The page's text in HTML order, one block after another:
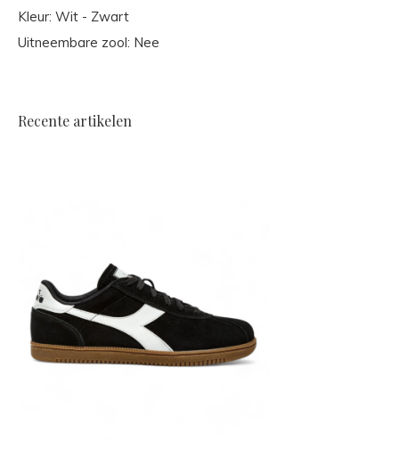
Kleur: Wit - Zwart
Uitneembare zool: Nee
Recente artikelen